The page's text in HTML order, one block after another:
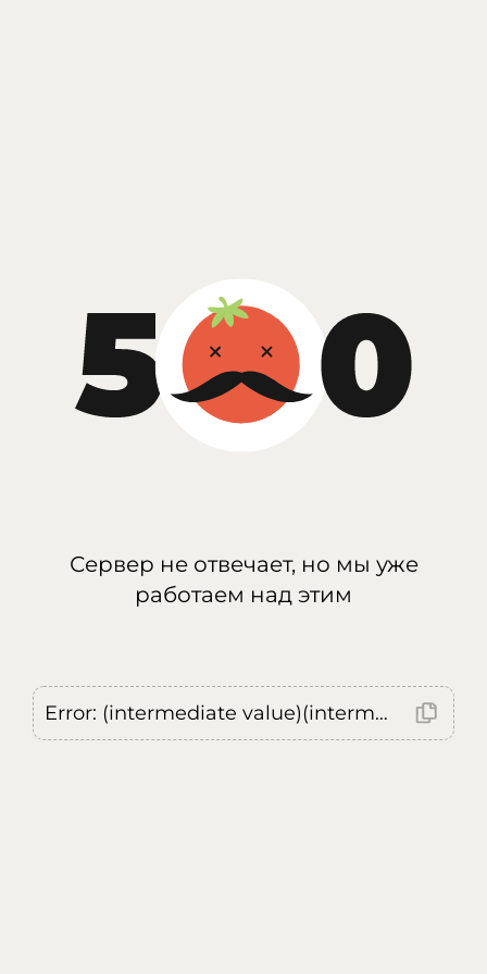
Сервер не отвечает, но мы уже
работаем над этим
Error: (intermediate value)(intermediate value)(intermediate value).replaceAll is not a function